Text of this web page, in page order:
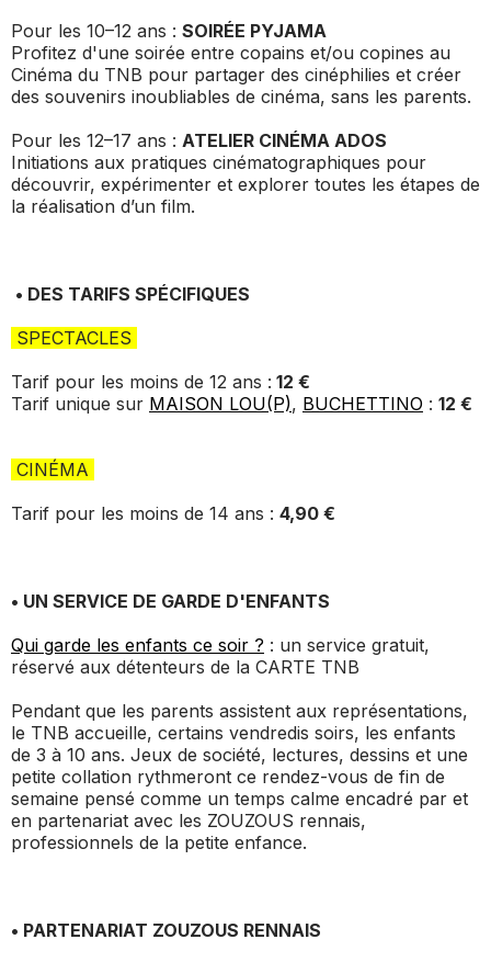
Pour les 10–12 ans : SOIRÉE PYJAMA
Profitez d'une soirée entre copains et/ou copines au
Cinéma du TNB pour partager des cinéphilies et créer
des souvenirs inoubliables de cinéma, sans les parents.
Pour les 12–17 ans : ATELIER CINÉMA ADOS
Initiations aux pratiques cinématographiques pour
découvrir, expérimenter et explorer toutes les étapes de
la réalisation d’un film.
• DES TARIFS SPÉCIFIQUES
SPECTACLES
Tarif pour les moins de 12 ans : 12 €
Tarif unique sur MAISON LOU(P), BUCHETTINO : 12 €
CINÉMA
Tarif pour les moins de 14 ans : 4,90 €
• UN SERVICE DE GARDE D'ENFANTS
Qui garde les enfants ce soir ? : un service gratuit,
réservé aux détenteurs de la CARTE TNB
Pendant que les parents assistent aux représentations,
le TNB accueille, certains vendredis soirs, les enfants
de 3 à 10 ans. Jeux de société, lectures, dessins et une
petite collation rythmeront ce rendez-vous de fin de
semaine pensé comme un temps calme encadré par et
en partenariat avec les ZOUZOUS rennais,
professionnels de la petite enfance.
• PARTENARIAT ZOUZOUS RENNAIS